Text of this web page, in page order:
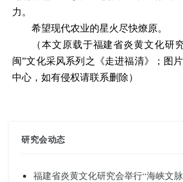
力。
希望现代农业的星火尽快燎原。
（本文原载于福建省炎黄文化研
闽”文化采风系列之
《走进福清》；图
中心，如有侵权请联系删除）
研究会动态
福建省炎黄文化研究会举行“海峡文